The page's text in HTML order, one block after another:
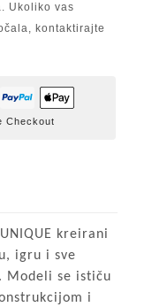
Ukoliko vas
kontaktirajte
Checkout
kreirani
igru i sve
Modeli se ističu
i